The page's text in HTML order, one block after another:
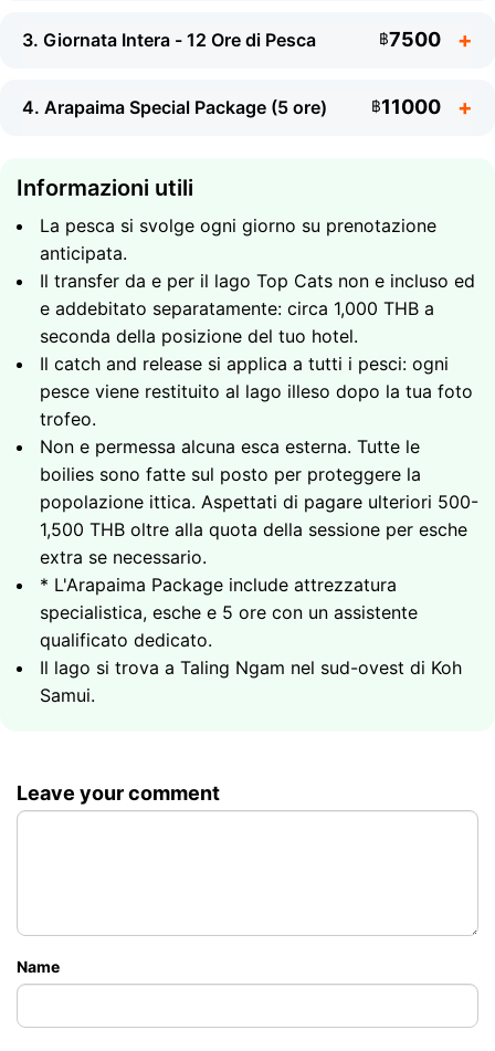
personale ti informera sulla migliore tecnica ed esca
salute e la longevita della popolazione ittica.
Crema solare
Una macchina fotografica - le foto trofeo sono
d'obbligo
Un cappello
Abbigliamento leggero a maniche lunghe
Cosa e incluso
Caccia serale ai grandi predatori: alligator gar,
pacu e pesce gatto del Mekong
Atmosfera pomeridiana piu fresca - i pesci sono
particolarmente attivi dopo mezzogiorno
2 configurazioni di canne Century/Shimano,
pacco esche completo e una guida di pesca
qualificata
Sala ombreggiata in riva al lago con menu del
ristorante, Wi-Fi 5G e ventilatore elettrico
Durata - 6 ore (14:00-20:00)
1 pescatore 5000
3. Giornata Intera - 12 Ore di Pesca ฿7500
Cosa e incluso
Una giornata intera di pesca - coprendo sia i
periodi di massima attivita mattutina che serale
Possibilita di catturare piu trofei di diverse specie
in un solo giorno
2 configurazioni di canne Century/Shimano,
pacco esche completo e una guida qualificata
Sala ombreggiata con menu, bevande e Wi-Fi 5G
per l'intera giornata
Durata - 12 ore
4. Arapaima Special Package (5 ore) ฿11000
Cosa e incluso
A caccia dell'arapaima - il piu grande pesce
d'acqua dolce al mondo (fino a 300 kg)
Attrezzatura ed esche specialistiche configurate
specificamente per insidiare questo gigante
5 ore al fianco di un assistente specializzato in
arapaima dedicato
Foto trofeo con il pesce e catch and release
Durata - 5 ore
Informazioni utili
La pesca si svolge ogni giorno su prenotazione
anticipata.
Il transfer da e per il lago Top Cats non e incluso ed
e addebitato separatamente: circa 1,000 THB a
seconda della posizione del tuo hotel.
Il catch and release si applica a tutti i pesci: ogni
pesce viene restituito al lago illeso dopo la tua foto
trofeo.
Non e permessa alcuna esca esterna. Tutte le
boilies sono fatte sul posto per proteggere la
popolazione ittica. Aspettati di pagare ulteriori 500-
1,500 THB oltre alla quota della sessione per esche
extra se necessario.
* L'Arapaima Package include attrezzatura
specialistica, esche e 5 ore con un assistente
qualificato dedicato.
Il lago si trova a Taling Ngam nel sud-ovest di Koh
Samui.
Leave your comment
Name